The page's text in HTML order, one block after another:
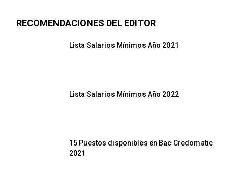
RECOMENDACIONES DEL EDITOR
Lista Salarios Mínimos Año 2021
Lista Salarios Mínimos Año 2022
15 Puestos disponibles en Bac Credomatic
2021